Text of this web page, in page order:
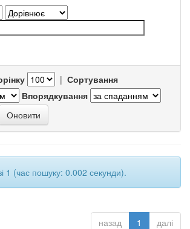
| Сортування
Впорядкування
1 (час пошуку: 0.002 секунди).
назад 1 далі